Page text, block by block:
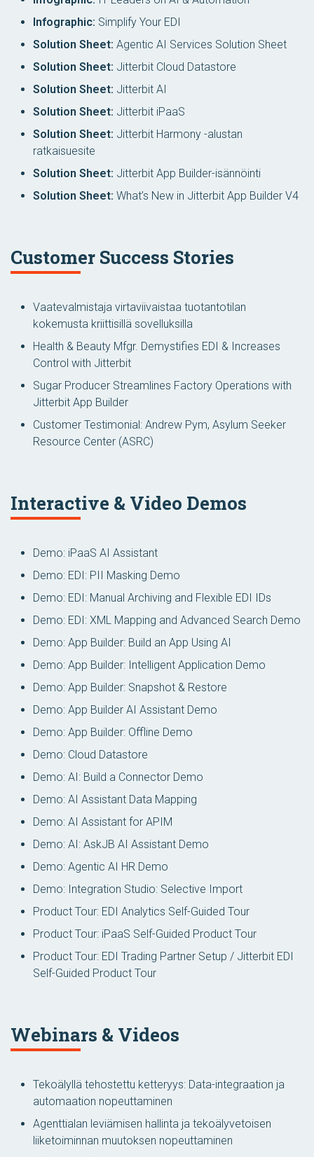
Infographic: Simplify Your EDI
Solution Sheet: Agentic AI Services Solution Sheet
Solution Sheet: Jitterbit Cloud Datastore
Solution Sheet: Jitterbit AI
Solution Sheet: Jitterbit iPaaS
Solution Sheet: Jitterbit Harmony -alustan
ratkaisuesite
Solution Sheet: Jitterbit App Builder-isännöinti
Solution Sheet: What’s New in Jitterbit App Builder V4
Customer Success Stories
Vaatevalmistaja virtaviivaistaa tuotantotilan
kokemusta kriittisillä sovelluksilla
Health & Beauty Mfgr. Demystifies EDI & Increases
Control with Jitterbit
Sugar Producer Streamlines Factory Operations with
Jitterbit App Builder
Customer Testimonial: Andrew Pym, Asylum Seeker
Resource Center (ASRC)
Interactive & Video Demos
Demo: iPaaS AI Assistant
Demo: EDI: PII Masking Demo
Demo: EDI: Manual Archiving and Flexible EDI IDs
Demo: EDI: XML Mapping and Advanced Search Demo
Demo: App Builder: Build an App Using AI
Demo: App Builder: Intelligent Application Demo
Demo: App Builder: Snapshot & Restore
Demo: App Builder AI Assistant Demo
Demo: App Builder: Offline Demo
Demo: Cloud Datastore
Demo: AI: Build a Connector Demo
Demo: AI Assistant Data Mapping
Demo: AI Assistant for APIM
Demo: AI: AskJB AI Assistant Demo
Demo: Agentic AI HR Demo
Demo: Integration Studio: Selective Import
Product Tour: EDI Analytics Self-Guided Tour
Product Tour: iPaaS Self-Guided Product Tour
Product Tour: EDI Trading Partner Setup / Jitterbit EDI
Self-Guided Product Tour
Webinars & Videos
Tekoälyllä tehostettu ketteryys: Data-integraation ja
automaation nopeuttaminen
Agenttialan leviämisen hallinta ja tekoälyvetoisen
liiketoiminnan muutoksen nopeuttaminen